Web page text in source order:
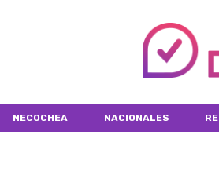
NECOCHEA NACIONALES